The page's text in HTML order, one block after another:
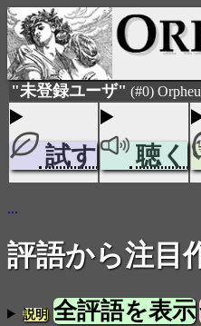
"未登録ユーザ" (#0)
試す 聴く
...
評語から注目
説明 全評語を表示